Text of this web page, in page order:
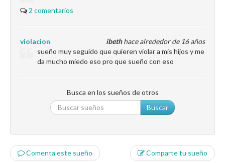
2 comentarios
ibethhace alrededor de 16 años
violacion
sueño muy seguido que quieren violar a mis hijos y me
da mucho miedo eso pro que sueño con eso
Busca en los sueños de otros
Buscar
Comenta este sueño Comparte tu sueño